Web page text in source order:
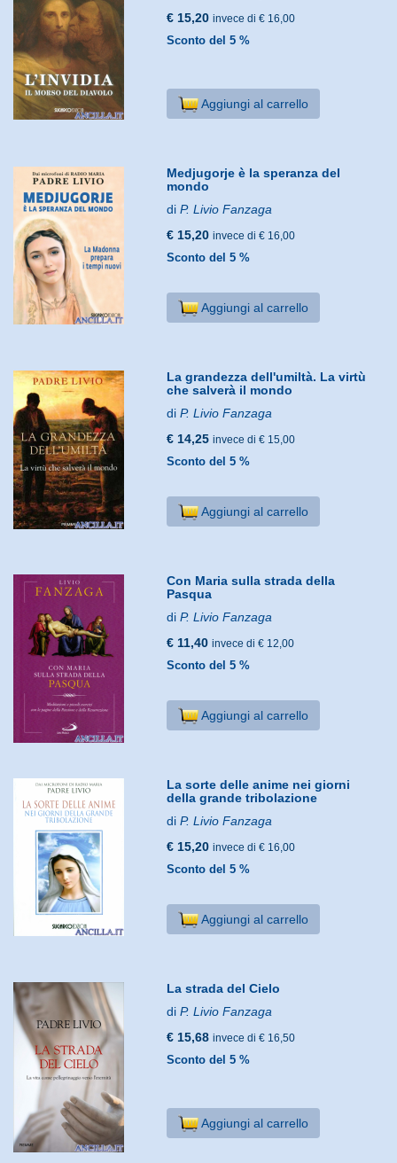
€ 15,20 invece di € 16,00
Sconto del 5 %
Aggiungi al carrello
Medjugorje è la speranza del
mondo
diP. Livio Fanzaga
€ 15,20 invece di € 16,00
Sconto del 5 %
Aggiungi al carrello
La grandezza dell'umiltà. La virtù
che salverà il mondo
diP. Livio Fanzaga
€ 14,25 invece di € 15,00
Sconto del 5 %
Aggiungi al carrello
Con Maria sulla strada della
Pasqua
diP. Livio Fanzaga
€ 11,40 invece di € 12,00
Sconto del 5 %
Aggiungi al carrello
La sorte delle anime nei giorni
della grande tribolazione
diP. Livio Fanzaga
€ 15,20 invece di € 16,00
Sconto del 5 %
Aggiungi al carrello
La strada del Cielo
diP. Livio Fanzaga
€ 15,68 invece di € 16,50
Sconto del 5 %
Aggiungi al carrello